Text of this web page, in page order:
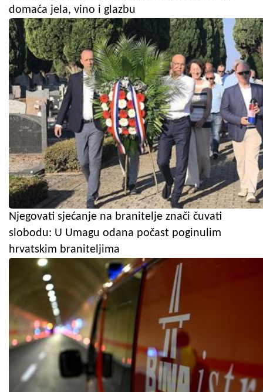
domaća jela, vino i glazbu
Njegovati sjećanje na branitelje znači čuvati
slobodu: U Umagu odana počast poginulim
hrvatskim braniteljima